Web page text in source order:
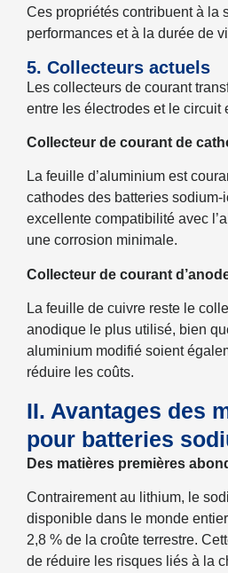
Ces propriétés contribuent à la
performances et à la durée de
5. Collecteurs actuels
Les collecteurs de courant
entre les électrodes et le circuit
Collecteur de courant de
La feuille d’aluminium est
cathodes des batteries sodium-
excellente compatibilité avec
une corrosion minimale.
Collecteur de courant
La feuille de cuivre reste le
anodique le plus utilisé, bien
aluminium modifié soient
réduire les coûts.
II. Avantages des
pour batteries
Des matières premières
Contrairement au lithium, le
disponible dans le monde
2,8 % de la croûte terrestre.
de réduire les risques liés à la